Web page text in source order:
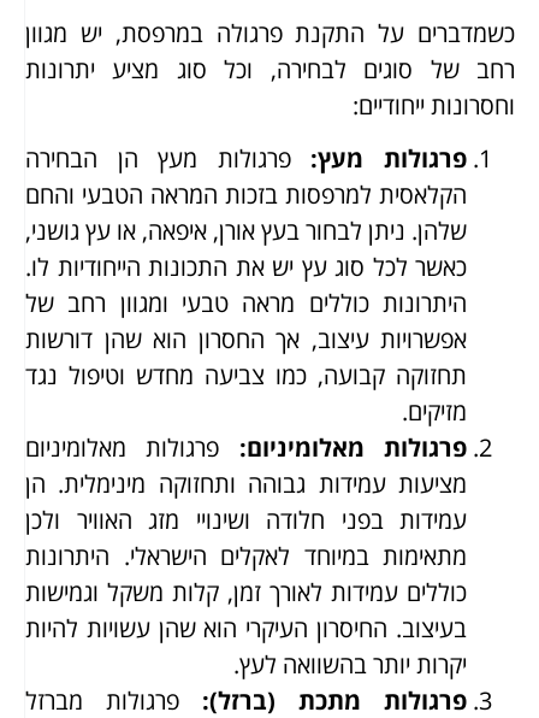
כשמדברים על התקנת פרגולה במרפסת, יש מגוון
רחב של סוגים לבחירה, וכל סוג מציע יתרונות
וחסרונות ייחודיים:
פרגולות מעץ: פרגולות מעץ הן הבחירה
הקלאסית למרפסות בזכות המראה הטבעי והחם
שלהן. ניתן לבחור בעץ אורן, איפאה, או עץ גושני,
כאשר לכל סוג עץ יש את התכונות הייחודיות לו.
היתרונות כוללים מראה טבעי ומגוון רחב של
אפשרויות עיצוב, אך החסרון הוא שהן דורשות
תחזוקה קבועה, כמו צביעה מחדש וטיפול נגד
מזיקים.
פרגולות מאלומיניום: פרגולות מאלומיניום
מציעות עמידות גבוהה ותחזוקה מינימלית. הן
עמידות בפני חלודה ושינויי מזג האוויר ולכן
מתאימות במיוחד לאקלים הישראלי. היתרונות
כוללים עמידות לאורך זמן, קלות משקל וגמישות
בעיצוב. החיסרון העיקרי הוא שהן עשויות להיות
יקרות יותר בהשוואה לעץ.
פרגולות מתכת (ברזל): פרגולות מברזל